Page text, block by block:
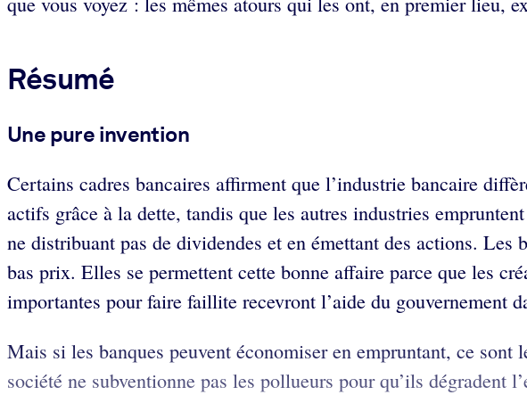
Résumé
Une pure invention
Certains cadres bancaires affirment que l’industrie bancaire
actifs grâce à la dette, tandis que les autres industries
ne distribuant pas de dividendes et en émettant des actions.
bas prix. Elles se permettent cette bonne affaire parce que les
importantes pour faire faillite recevront l’aide du gouvernement
Mais si les banques peuvent économiser en empruntant, ce
société ne subventionne pas les pollueurs pour qu’ils dégradent